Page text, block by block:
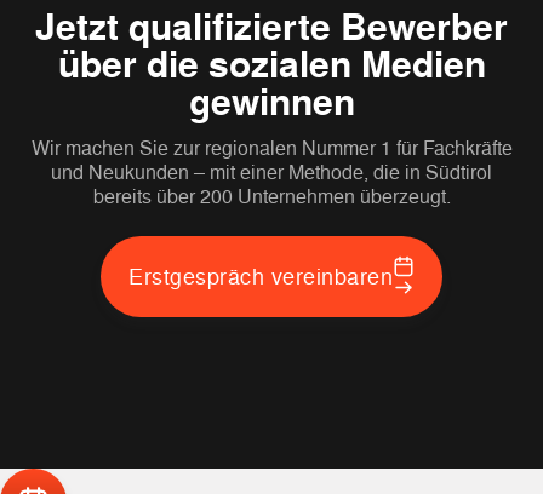
Jetzt qualifizierte Bewerber
über die sozialen Medien
gewinnen
Wir machen Sie zur regionalen Nummer 1 für Fachkräfte
und Neukunden – mit einer Methode, die in Südtirol
bereits über 200 Unternehmen überzeugt.
Erstgespräch vereinbaren